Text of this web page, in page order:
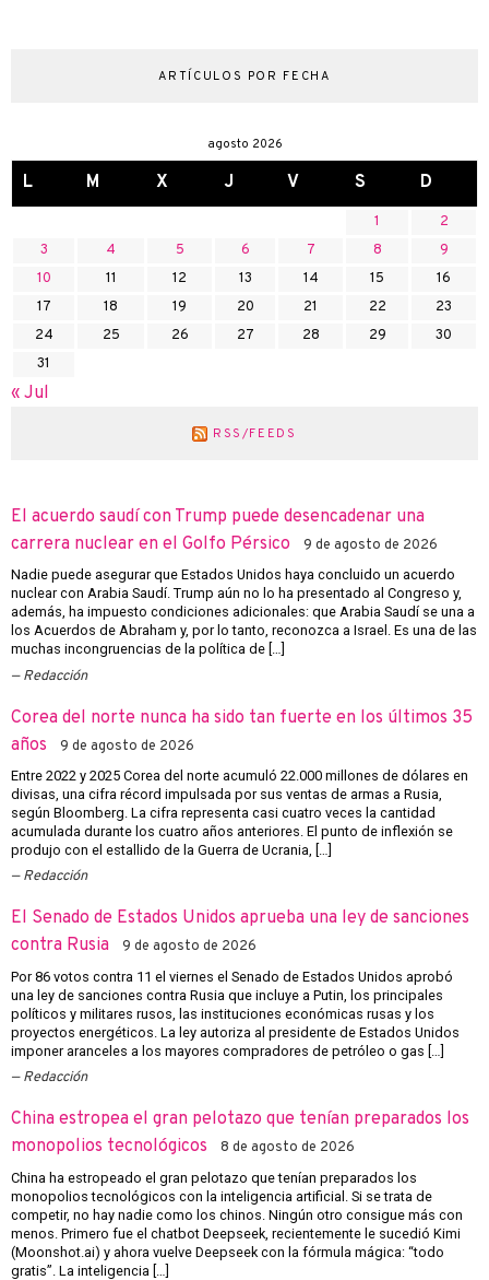
ARTÍCULOS POR FECHA
agosto 2026
L M X J V S D
1
2
3
4 5 6 7 8
9
10
11 12 13 14 15
16
17
18 19 20 21 22
23
24
25 26 27 28 29
30
31
« Jul
RSS/FEEDS
El acuerdo saudí con Trump puede desencadenar una
carrera nuclear en el Golfo Pérsico
9 de agosto de 2026
Nadie puede asegurar que Estados Unidos haya concluido un acuerdo
nuclear con Arabia Saudí. Trump aún no lo ha presentado al Congreso y,
además, ha impuesto condiciones adicionales: que Arabia Saudí se una a
los Acuerdos de Abraham y, por lo tanto, reconozca a Israel. Es una de las
muchas incongruencias de la política de […]
Redacción
Corea del norte nunca ha sido tan fuerte en los últimos 35
años
9 de agosto de 2026
Entre 2022 y 2025 Corea del norte acumuló 22.000 millones de dólares en
divisas, una cifra récord impulsada por sus ventas de armas a Rusia,
según Bloomberg. La cifra representa casi cuatro veces la cantidad
acumulada durante los cuatro años anteriores. El punto de inflexión se
produjo con el estallido de la Guerra de Ucrania, […]
Redacción
El Senado de Estados Unidos aprueba una ley de sanciones
contra Rusia
9 de agosto de 2026
Por 86 votos contra 11 el viernes el Senado de Estados Unidos aprobó
una ley de sanciones contra Rusia que incluye a Putin, los principales
políticos y militares rusos, las instituciones económicas rusas y los
proyectos energéticos. La ley autoriza al presidente de Estados Unidos
imponer aranceles a los mayores compradores de petróleo o gas […]
Redacción
China estropea el gran pelotazo que tenían preparados los
monopolios tecnológicos
8 de agosto de 2026
China ha estropeado el gran pelotazo que tenían preparados los
monopolios tecnológicos con la inteligencia artificial. Si se trata de
competir, no hay nadie como los chinos. Ningún otro consigue más con
menos. Primero fue el chatbot Deepseek, recientemente le sucedió Kimi
(Moonshot.ai) y ahora vuelve Deepseek con la fórmula mágica: “todo
gratis”. La inteligencia […]